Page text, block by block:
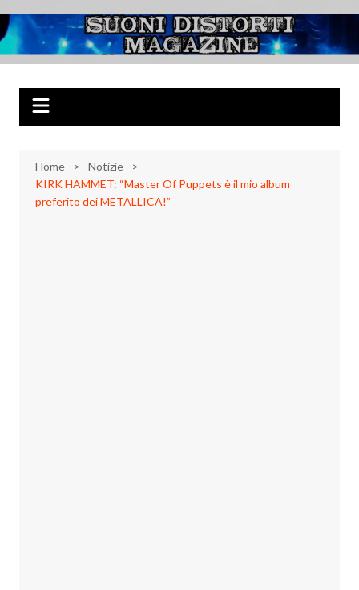
al
contenuto
Suoni Distorti
Magazine
Musica Rock, Metal, Punk e varie sonorità alternative
Home
Notizie
KIRK HAMMET: “Master Of Puppets è il mio album
preferito dei METALLICA!”